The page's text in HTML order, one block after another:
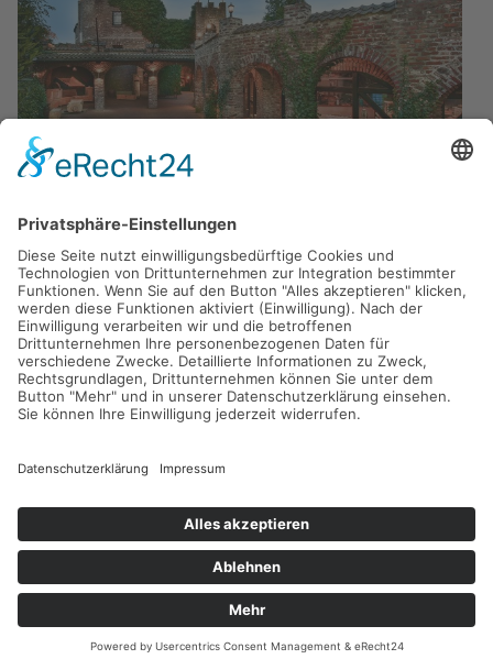
Bio-Hotel Land Gut Höhne
Einzigartiges Bio-Hotel mit Tennis, Pickleball und tollem
Wellnessbereich nahe Düsseldorf
Weiterlesen...